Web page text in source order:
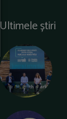
Ultimele știri